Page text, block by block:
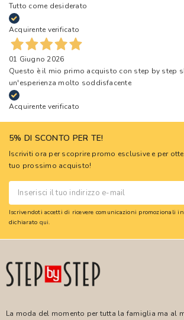
Tutto come desiderato
Acquirente verificato
01 Giugno 2026
Questo è il mio primo acquisto con step by step
un'esperienza molto soddisfacente
Acquirente verificato
5% DI SCONTO PER TE!
Iscriviti ora per scoprire promo esclusive e per
tuo prossimo acquisto!
Iscrivendoti accetti di ricevere comunicazioni promozionali
dichiarato qui.
La moda del momento per tutta la famiglia ma al